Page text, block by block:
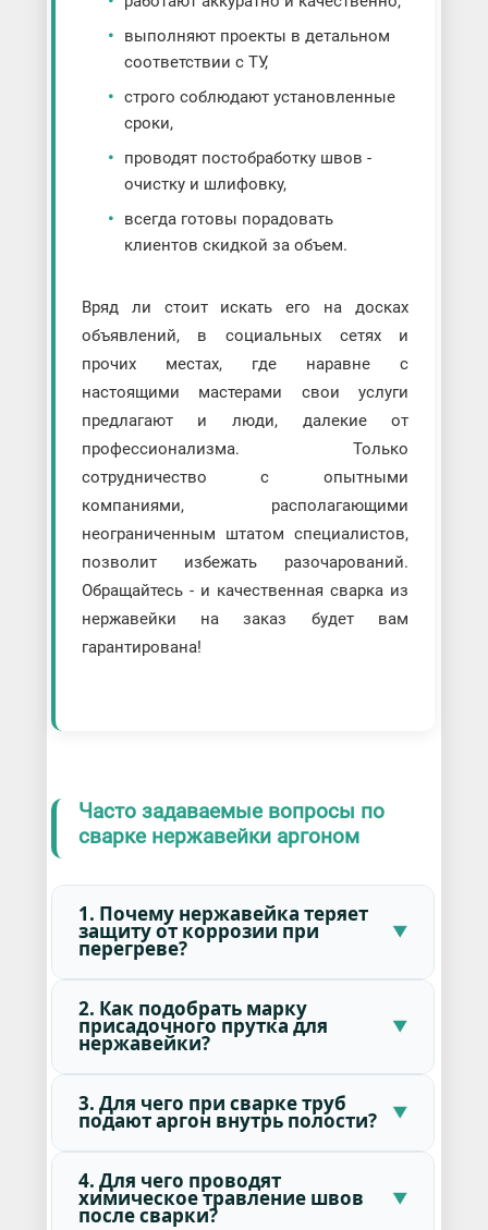
выполняют проекты в детальном
соответствии с ТУ,
строго соблюдают установленные
сроки,
проводят постобработку швов -
очистку и шлифовку,
всегда готовы порадовать
клиентов скидкой за объем.
Вряд ли стоит искать его на досках
объявлений, в социальных сетях и
прочих местах, где наравне с
настоящими мастерами свои услуги
предлагают и люди, далекие от
профессионализма. Только
сотрудничество с опытными
компаниями, располагающими
неограниченным штатом специалистов,
позволит избежать разочарований.
Обращайтесь - и качественная сварка из
нержавейки на заказ будет вам
гарантирована!
Часто задаваемые вопросы по
сварке нержавейки аргоном
1. Почему нержавейка теряет
защиту от коррозии при
перегреве?
2. Как подобрать марку
присадочного прутка для
нержавейки?
3. Для чего при сварке труб
подают аргон внутрь полости?
4. Для чего проводят
химическое травление швов
после сварки?